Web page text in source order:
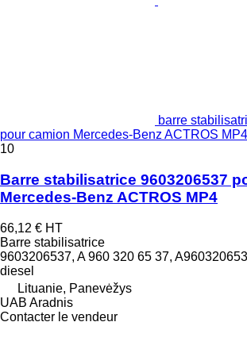
barre
pour camion Mercedes-Benz ACTROS MP4
10
Barre stabilisatrice 9603206537
Mercedes-Benz ACTROS MP4
66,12 € HT
Barre stabilisatrice
9603206537, A 960 320 65 37,
diesel
Lituanie, Panevėžys
UAB Aradnis
Contacter le vendeur